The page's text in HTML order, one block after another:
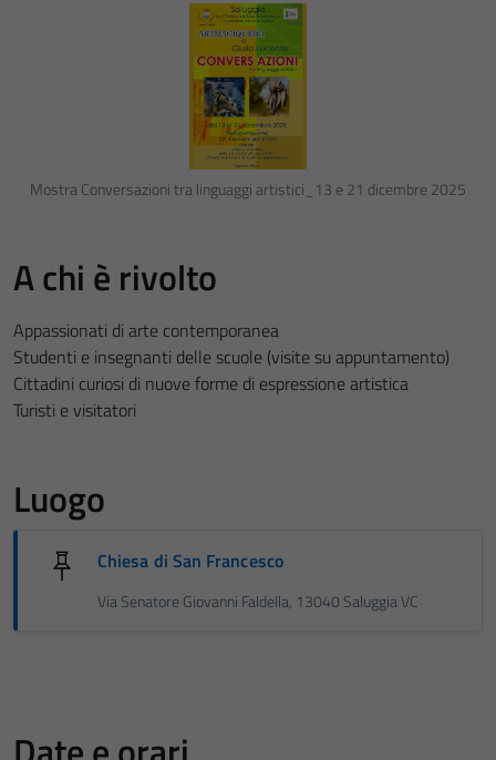
Mostra Conversazioni tra linguaggi artistici_13 e 21 dicembre 2025
A chi è rivolto
Appassionati di arte contemporanea
Studenti e insegnanti delle scuole (visite su appuntamento)
Cittadini curiosi di nuove forme di espressione artistica
Turisti e visitatori
Luogo
Chiesa di San Francesco
Via Senatore Giovanni Faldella, 13040 Saluggia VC